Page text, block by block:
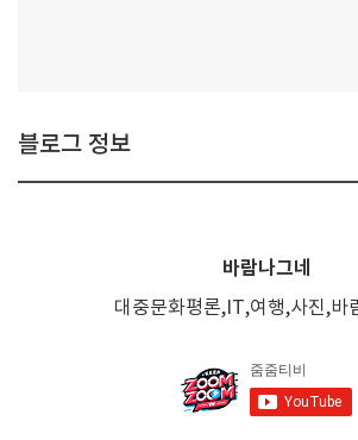
블로그 정보
바람나그네
대중문화평론,IT,여행,사진,바